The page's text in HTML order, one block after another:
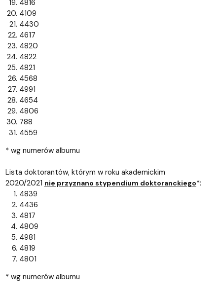
4816
4109
4430
4617
4820
4822
4821
4568
4991
4654
4806
788
4559
* wg numerów albumu
Lista doktorantów, którym w roku akademickim
2020/2021 nie przyznano stypendium doktoranckiego*:
4839
4436
4817
4809
4981
4819
4801
* wg numerów albumu